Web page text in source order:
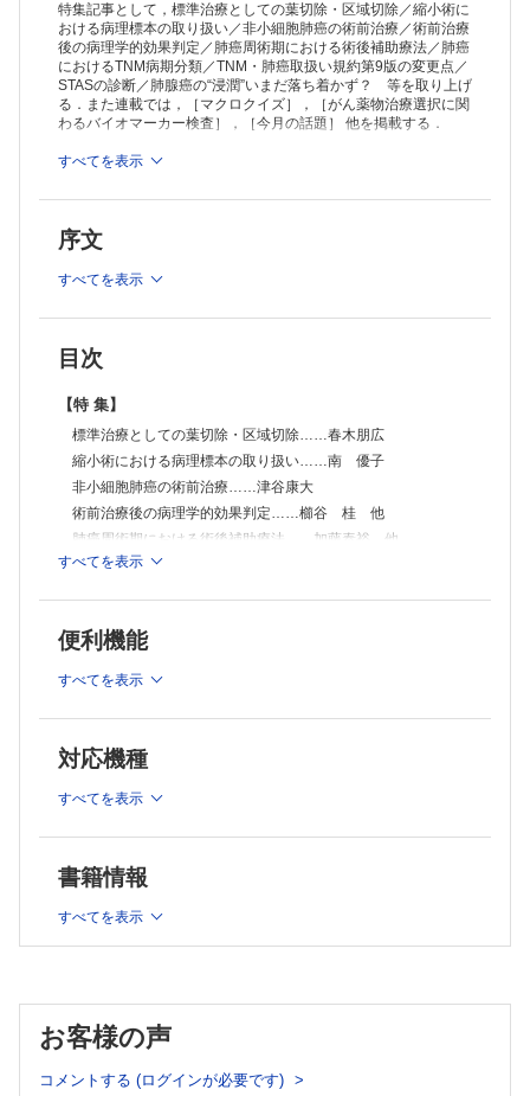
マクロクイズ［202］
佐藤貴子 他
がん薬物治療選択に関わるバイオマーカー検査：いまとこれから［3］
乳癌免疫チェックポイント阻害治療と治療選択のための検査……山口祐
平 他
【今月の話題】
頭頸部癌HPV検査CAP guidelineのアップデート……山元英崇
見る・診る・観る……都築豊徳
【Information】
特集記事として，標準治療としての葉切除・区域切除／縮小術に
おける病理標本の取り扱い／非小細胞肺癌の術前治療／術前治療
後の病理学的効果判定／肺癌周術期における術後補助療法／肺癌
におけるTNM病期分類／TNM・肺癌取扱い規約第9版の変更点／
STASの診断／肺腺癌の“浸潤”いまだ落ち着かず？ 等を取り上げ
る．また連載では，［マクロクイズ］，［がん薬物治療選択に関
わるバイオマーカー検査］，［今月の話題］ 他を掲載する．
≫「病理と臨床」年間購読、受付中！
※本製品はPCでの閲覧も可能です。
「購入済ライセンス一覧」よりオンライン環境でPDF版をご覧い
ただけます。詳細は
すべてを表示
序文
すべてを表示
目次
【特 集】
標準治療としての葉切除・区域切除……春木朋広
縮小術における病理標本の取り扱い……南 優子
非小細胞肺癌の術前治療……津谷康大
術前治療後の病理学的効果判定……櫛谷 桂 他
肺癌周術期における術後補助療法……加藤泰裕 他
肺癌におけるTNM病期分類……谷田部 恭
手術標本を中心に─……田口健一
肺腺癌の“浸潤”いまだ落ち着かず？……吉澤明彦
【速報解説！ここが変わった】
「原発性肝癌取扱い規約第7版」改訂ポイント……坂元亨宇
マクロクイズ［202］
佐藤貴子 他
がん薬物治療選択に関わるバイオマーカー検査：いまとこれか
ら［3］
乳癌免疫チェックポイント阻害治療と治療選択のための検
【第71回 日本病理学会秋期特別総会 開催報告記】
見る・診る・観る……都築豊徳
すべてを表示
便利機能
すべてを表示
対応機種
すべてを表示
書籍情報
すべてを表示
お客様の声
コメントする (ログインが必要です)